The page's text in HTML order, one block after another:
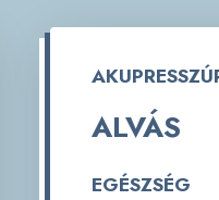
ALVÁS
EGÉSZSÉG